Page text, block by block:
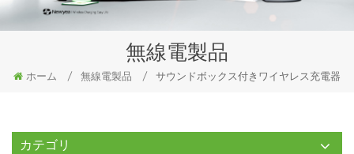
無線電製品
ホーム / 無線電製品 / サウンドボックス付きワイヤレス充電器
カテゴリ